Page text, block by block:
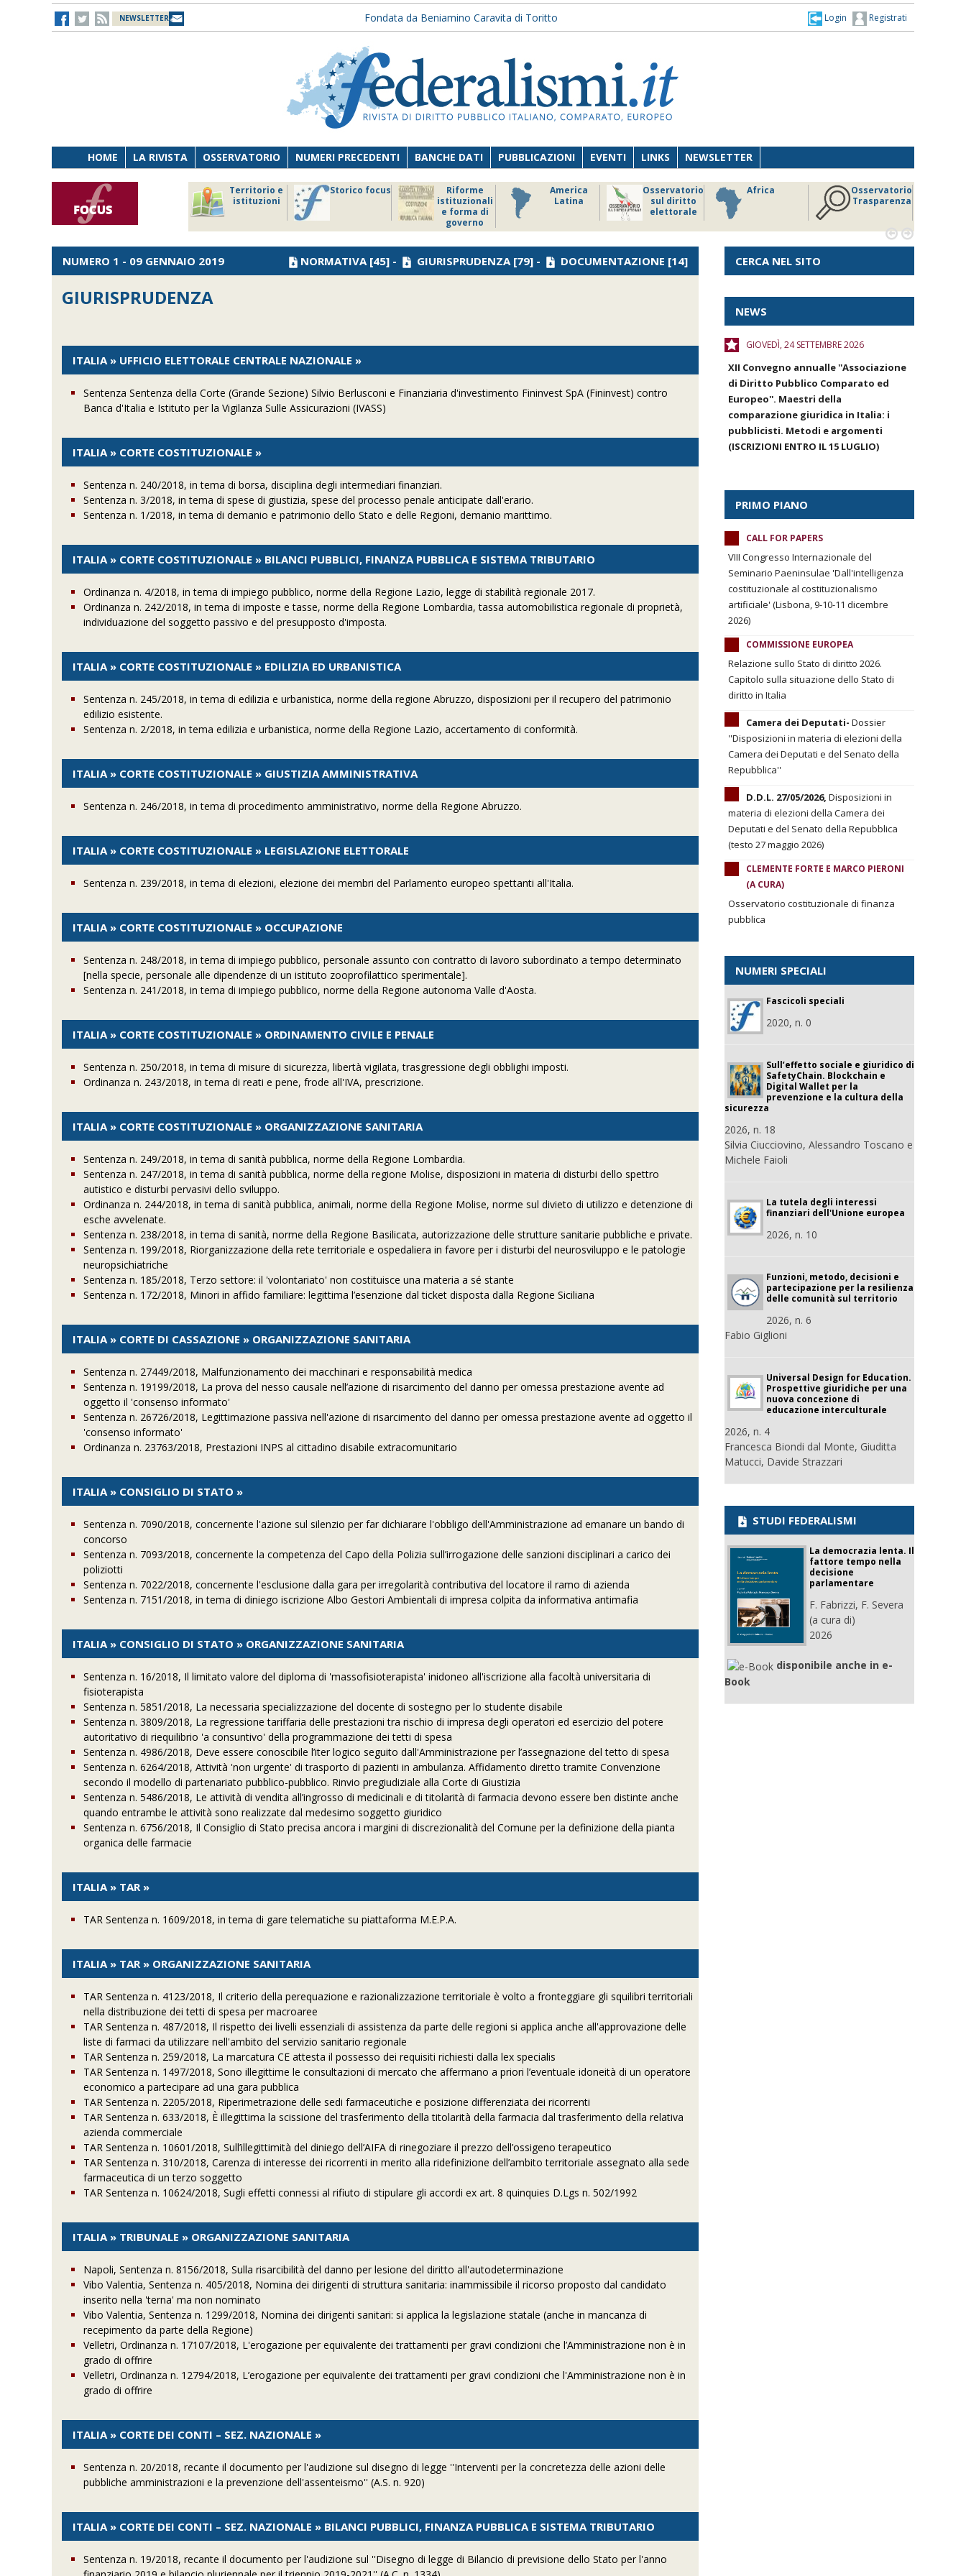
NEWSLETTER Fondata da Beniamino Caravita di Toritto Registrati
Login
HOME LA RIVISTA OSSERVATORIO NUMERI PRECEDENTI BANCHE DATI PUBBLICAZIONI EVENTI LINKS NEWSLETTER
Territorio e
istituzioni
Storico focus
Riforme
istituzionali
e forma di
governo
America
Latina
Osservatorio
sul diritto
elettorale
Africa
Osservatorio
Trasparenza
 
NUMERO 1 - 09 GENNAIO 2019
NORMATIVA[45] - GIURISPRUDENZA[79] - DOCUMENTAZIONE [14]
GIURISPRUDENZA
ITALIA » UFFICIO ELETTORALE CENTRALE NAZIONALE »
Sentenza Sentenza della Corte (Grande Sezione) Silvio Berlusconi e Finanziaria d'investimento Fininvest SpA (Fininvest) contro
Banca d'Italia e Istituto per la Vigilanza Sulle Assicurazioni (IVASS)
ITALIA » CORTE COSTITUZIONALE »
Sentenza n. 240/2018, in tema di borsa, disciplina degli intermediari finanziari.
Sentenza n. 3/2018, in tema di spese di giustizia, spese del processo penale anticipate dall'erario.
Sentenza n. 1/2018, in tema di demanio e patrimonio dello Stato e delle Regioni, demanio marittimo.
ITALIA » CORTE COSTITUZIONALE » BILANCI PUBBLICI, FINANZA PUBBLICA E SISTEMA TRIBUTARIO
Ordinanza n. 4/2018, in tema di impiego pubblico, norme della Regione Lazio, legge di stabilità regionale 2017.
Ordinanza n. 242/2018, in tema di imposte e tasse, norme della Regione Lombardia, tassa automobilistica regionale di proprietà,
individuazione del soggetto passivo e del presupposto d'imposta.
ITALIA » CORTE COSTITUZIONALE » EDILIZIA ED URBANISTICA
Sentenza n. 245/2018, in tema di edilizia e urbanistica, norme della regione Abruzzo, disposizioni per il recupero del patrimonio
edilizio esistente.
Sentenza n. 2/2018, in tema edilizia e urbanistica, norme della Regione Lazio, accertamento di conformità.
ITALIA » CORTE COSTITUZIONALE » GIUSTIZIA AMMINISTRATIVA
Sentenza n. 246/2018, in tema di procedimento amministrativo, norme della Regione Abruzzo.
ITALIA » CORTE COSTITUZIONALE » LEGISLAZIONE ELETTORALE
Sentenza n. 239/2018, in tema di elezioni, elezione dei membri del Parlamento europeo spettanti all'Italia.
ITALIA » CORTE COSTITUZIONALE » OCCUPAZIONE
Sentenza n. 248/2018, in tema di impiego pubblico, personale assunto con contratto di lavoro subordinato a tempo determinato
[nella specie, personale alle dipendenze di un istituto zooprofilattico sperimentale].
Sentenza n. 241/2018, in tema di impiego pubblico, norme della Regione autonoma Valle d'Aosta.
ITALIA » CORTE COSTITUZIONALE » ORDINAMENTO CIVILE E PENALE
Sentenza n. 250/2018, in tema di misure di sicurezza, libertà vigilata, trasgressione degli obblighi imposti.
Ordinanza n. 243/2018, in tema di reati e pene, frode all'IVA, prescrizione.
ITALIA » CORTE COSTITUZIONALE » ORGANIZZAZIONE SANITARIA
Sentenza n. 249/2018, in tema di sanità pubblica, norme della Regione Lombardia.
Sentenza n. 247/2018, in tema di sanità pubblica, norme della regione Molise, disposizioni in materia di disturbi dello spettro
autistico e disturbi pervasivi dello sviluppo.
Ordinanza n. 244/2018, in tema di sanità pubblica, animali, norme della Regione Molise, norme sul divieto di utilizzo e detenzione di
esche avvelenate.
Sentenza n. 238/2018, in tema di sanità, norme della Regione Basilicata, autorizzazione delle strutture sanitarie pubbliche e private.
Sentenza n. 199/2018, Riorganizzazione della rete territoriale e ospedaliera in favore per i disturbi del neurosviluppo e le patologie
neuropsichiatriche
Sentenza n. 185/2018, Terzo settore: il 'volontariato' non costituisce una materia a sé stante
Sentenza n. 172/2018, Minori in affido familiare: legittima l’esenzione dal ticket disposta dalla Regione Siciliana
ITALIA » CORTE DI CASSAZIONE » ORGANIZZAZIONE SANITARIA
Sentenza n. 27449/2018, Malfunzionamento dei macchinari e responsabilità medica
Sentenza n. 19199/2018, La prova del nesso causale nell’azione di risarcimento del danno per omessa prestazione avente ad
oggetto il 'consenso informato'
Sentenza n. 26726/2018, Legittimazione passiva nell'azione di risarcimento del danno per omessa prestazione avente ad oggetto il
'consenso informato'
Ordinanza n. 23763/2018, Prestazioni INPS al cittadino disabile extracomunitario
ITALIA » CONSIGLIO DI STATO »
Sentenza n. 7090/2018, concernente l'azione sul silenzio per far dichiarare l'obbligo dell'Amministrazione ad emanare un bando di
concorso
Sentenza n. 7093/2018, concernente la competenza del Capo della Polizia sull’irrogazione delle sanzioni disciplinari a carico dei
poliziotti
Sentenza n. 7022/2018, concernente l'esclusione dalla gara per irregolarità contributiva del locatore il ramo di azienda
Sentenza n. 7151/2018, in tema di diniego iscrizione Albo Gestori Ambientali di impresa colpita da informativa antimafia
ITALIA » CONSIGLIO DI STATO » ORGANIZZAZIONE SANITARIA
Sentenza n. 16/2018, Il limitato valore del diploma di 'massofisioterapista' inidoneo all'iscrizione alla facoltà universitaria di
fisioterapista
Sentenza n. 5851/2018, La necessaria specializzazione del docente di sostegno per lo studente disabile
Sentenza n. 3809/2018, La regressione tariffaria delle prestazioni tra rischio di impresa degli operatori ed esercizio del potere
autoritativo di riequilibrio 'a consuntivo' della programmazione dei tetti di spesa
Sentenza n. 4986/2018, Deve essere conoscibile l’iter logico seguito dall'Amministrazione per l’assegnazione del tetto di spesa
Sentenza n. 6264/2018, Attività 'non urgente' di trasporto di pazienti in ambulanza. Affidamento diretto tramite Convenzione
secondo il modello di partenariato pubblico-pubblico. Rinvio pregiudiziale alla Corte di Giustizia
Sentenza n. 5486/2018, Le attività di vendita all’ingrosso di medicinali e di titolarità di farmacia devono essere ben distinte anche
quando entrambe le attività sono realizzate dal medesimo soggetto giuridico
Sentenza n. 6756/2018, Il Consiglio di Stato precisa ancora i margini di discrezionalità del Comune per la definizione della pianta
organica delle farmacie
ITALIA » TAR »
TAR Sentenza n. 1609/2018, in tema di gare telematiche su piattaforma M.E.P.A.
ITALIA » TAR » ORGANIZZAZIONE SANITARIA
TAR Sentenza n. 4123/2018, Il criterio della perequazione e razionalizzazione territoriale è volto a fronteggiare gli squilibri territoriali
nella distribuzione dei tetti di spesa per macroaree
TAR Sentenza n. 487/2018, Il rispetto dei livelli essenziali di assistenza da parte delle regioni si applica anche all'approvazione delle
liste di farmaci da utilizzare nell'ambito del servizio sanitario regionale
TAR Sentenza n. 259/2018, La marcatura CE attesta il possesso dei requisiti richiesti dalla lex specialis
TAR Sentenza n. 1497/2018, Sono illegittime le consultazioni di mercato che affermano a priori l’eventuale idoneità di un operatore
economico a partecipare ad una gara pubblica
TAR Sentenza n. 2205/2018, Riperimetrazione delle sedi farmaceutiche e posizione differenziata dei ricorrenti
TAR Sentenza n. 633/2018, È illegittima la scissione del trasferimento della titolarità della farmacia dal trasferimento della relativa
azienda commerciale
TAR Sentenza n. 10601/2018, Sull’illegittimità del diniego dell’AIFA di rinegoziare il prezzo dell’ossigeno terapeutico
TAR Sentenza n. 310/2018, Carenza di interesse dei ricorrenti in merito alla ridefinizione dell’ambito territoriale assegnato alla sede
farmaceutica di un terzo soggetto
TAR Sentenza n. 10624/2018, Sugli effetti connessi al rifiuto di stipulare gli accordi ex art. 8 quinquies D.Lgs n. 502/1992
ITALIA » TRIBUNALE » ORGANIZZAZIONE SANITARIA
Napoli, Sentenza n. 8156/2018, Sulla risarcibilità del danno per lesione del diritto all'autodeterminazione
Vibo Valentia, Sentenza n. 405/2018, Nomina dei dirigenti di struttura sanitaria: inammissibile il ricorso proposto dal candidato
inserito nella 'terna' ma non nominato
Vibo Valentia, Sentenza n. 1299/2018, Nomina dei dirigenti sanitari: si applica la legislazione statale (anche in mancanza di
recepimento da parte della Regione)
Velletri, Ordinanza n. 17107/2018, L'erogazione per equivalente dei trattamenti per gravi condizioni che l’Amministrazione non è in
grado di offrire
Velletri, Ordinanza n. 12794/2018, L’erogazione per equivalente dei trattamenti per gravi condizioni che l'Amministrazione non è in
grado di offrire
ITALIA » CORTE DEI CONTI – SEZ. NAZIONALE »
Sentenza n. 20/2018, recante il documento per l'audizione sul disegno di legge ''Interventi per la concretezza delle azioni delle
pubbliche amministrazioni e la prevenzione dell'assenteismo'' (A.S. n. 920)
ITALIA » CORTE DEI CONTI – SEZ. NAZIONALE » BILANCI PUBBLICI, FINANZA PUBBLICA E SISTEMA TRIBUTARIO
Sentenza n. 19/2018, recante il documento per l'audizione sul ''Disegno di legge di Bilancio di previsione dello Stato per l'anno
CERCA NEL SITO
NEWS
GIOVEDÌ, 24 SETTEMBRE 2026
XII Convegno annualle ''Associazione
di Diritto Pubblico Comparato ed
Europeo''. Maestri della
comparazione giuridica in Italia: i
pubblicisti. Metodi e argomenti
(ISCRIZIONI ENTRO IL 15 LUGLIO)
PRIMO PIANO
CALL FOR PAPERS
VIII Congresso Internazionale del
Seminario Paeninsulae 'Dall'intelligenza
costituzionale al costituzionalismo
artificiale' (Lisbona, 9-10-11 dicembre
2026)
COMMISSIONE EUROPEA
Relazione sullo Stato di diritto 2026.
Capitolo sulla situazione dello Stato di
diritto in Italia
Camera dei Deputati- Dossier
''Disposizioni in materia di elezioni della
Camera dei Deputati e del Senato della
Repubblica''
D.D.L. 27/05/2026, Disposizioni in
materia di elezioni della Camera dei
Deputati e del Senato della Repubblica
(testo 27 maggio 2026)
CLEMENTE FORTE E MARCO PIERONI
(A CURA)
Osservatorio costituzionale di finanza
pubblica
NUMERI SPECIALI
Fascicoli speciali
2020, n. 0
Sull’effetto sociale e giuridico di
SafetyChain. Blockchain e
Digital Wallet per la
prevenzione e la cultura della
sicurezza
2026, n. 18
Silvia Ciucciovino, Alessandro Toscano e
Michele Faioli
La tutela degli interessi
finanziari dell'Unione europea
2026, n. 10
Funzioni, metodo, decisioni e
partecipazione per la resilienza
delle comunità sul territorio
2026, n. 6
Fabio Giglioni
Universal Design for Education.
Prospettive giuridiche per una
nuova concezione di
educazione interculturale
2026, n. 4
Francesca Biondi dal Monte, Giuditta
Matucci, Davide Strazzari
STUDI FEDERALISMI
La democrazia lenta. Il
fattore tempo nella
decisione
parlamentare
F. Fabrizzi, F. Severa
(a cura di)
2026
disponibile anche in e-
Book